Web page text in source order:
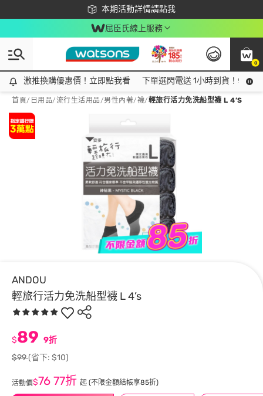
本期活動詳情請點我
下載app最高回饋$350
屈臣氏線上服務
0
激推換購優惠價！立即點我看
激推換購優惠價！立即點我看 下單選閃電送 1小時到貨！領神
首頁/ 日用品/流行生活用品/男性內著/襪/輕旅行活力免洗船型襪 L 4’S
ANDOU
輕旅行活力免洗船型襪 L 4’s
$89 9折
$99(省下: $10)
活動價$76 77折 起 (不限金額結帳享85折)